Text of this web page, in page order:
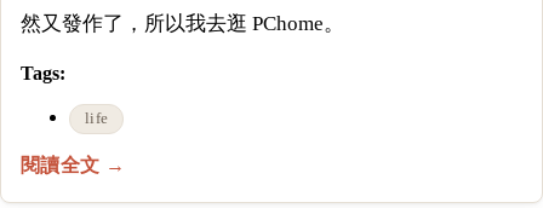
然又發作了，所以我去逛 PChome。
Tags:
life
閱讀全文 →